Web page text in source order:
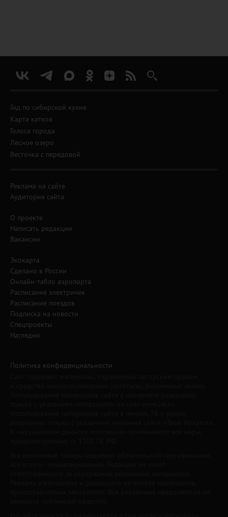
Гид по сибирской кухне
Карта катков
Голоса города
Лесное озеро
Весточка с передовой
Реклама на сайте
Аудитория сайта
О проекте
Написать редакции
Вакансии
Экокарта
Сделано в России
Онлайн-табло аэропорта
Расписание электричек
Расписание поездов
Подписка на новости
Спецпроекты
Наглядно
Политика конфиденциальности